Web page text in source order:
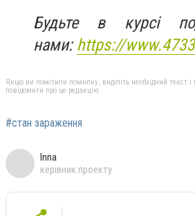
Будьте в курсі
нами:https://
Якщо ви помітили помилку, виділіть необхідний текст
повідомити про це редакцію
#стан зараження
Inna
керівник проекту